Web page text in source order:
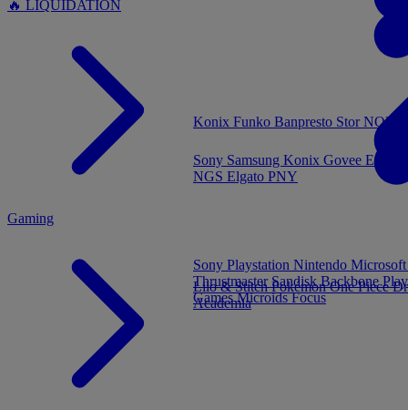
🔥 LIQUIDATION
Konix Funko Banpresto Stor
Gaming
Sony Playstation Nintendo
Thrustmaster SandiskBackbone
GamesMicroidsFocus
Lilo & StitchPokémonOne Piece
Academia
Sony Samsung Konix Govee
NGS Elgato PNY